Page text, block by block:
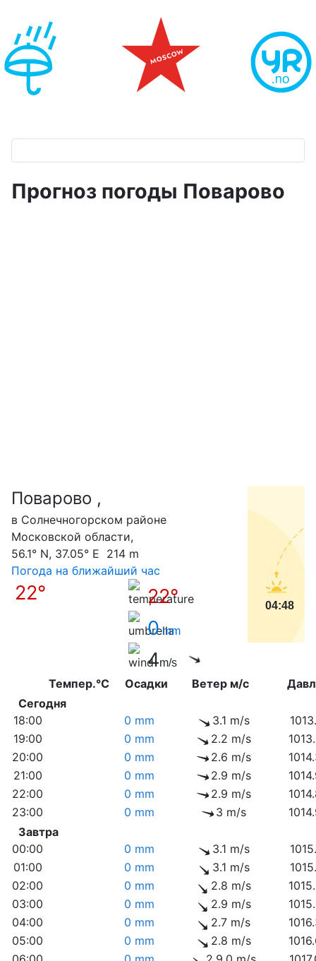
Прогноз погоды Поварово
Поварово ,
в Солнечногорском районе
Московской области,
56.1° N, 37.05° E 214 m
Погода на ближайший час
22°
22°
0mm
4m/s
04:48
Темпер.°C Осадки Ветер м/с
Сегодня
18:00
0 mm 3.1 m/s
19:00
0 mm 2.2 m/s
20:00
0 mm 2.6 m/s
21:00
0 mm 2.9 m/s
22:00
0 mm 2.9 m/s
23:00
0 mm 3 m/s
Завтра
00:00
0 mm 3.1 m/s
01:00
0 mm 3.1 m/s
02:00
0 mm 2.8 m/s
03:00
0 mm 2.9 m/s
04:00
0 mm 2.7 m/s
05:00
0 mm 2.8 m/s